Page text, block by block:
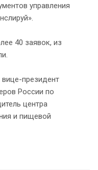
управления
40 заявок, из
президент
России по
центра
и пищевой